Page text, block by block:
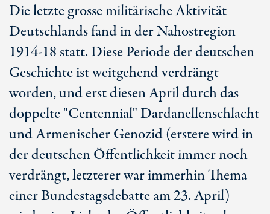
Die letzte grosse militärische Aktivität
Deutschlands fand in der Nahostregion
1914-18 statt. Diese Periode der deutschen
Geschichte ist weitgehend verdrängt
worden, und erst diesen April durch das
doppelte "Centennial" Dardanellenschlacht
und Armenischer Genozid (erstere wird in
der deutschen Öffentlichkeit immer noch
verdrängt, letzterer war immerhin Thema
einer Bundestagsdebatte am 23. April)